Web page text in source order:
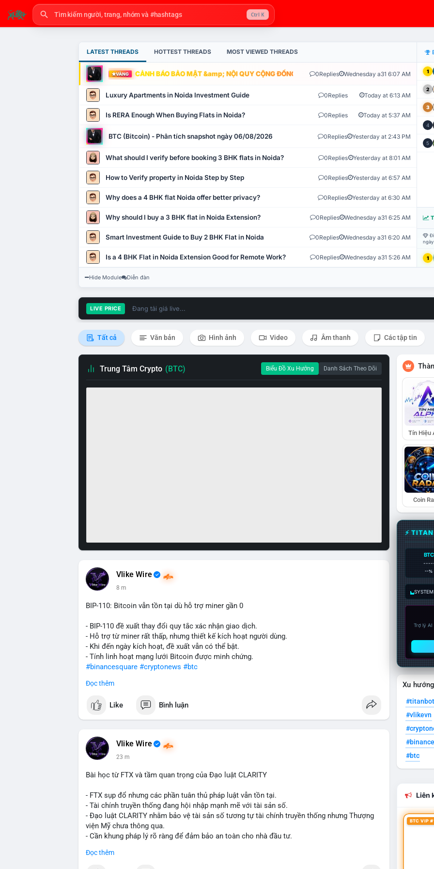
Ctrl K
LATEST THREADS HOTTEST THREADS MOST VIEWED THREADS
VÀNG CẢNH BÁO BẢO MẬT &amp; NỘI QUY CỘNG ĐỒNG VLIKE.VN: HỆ THỐNG GIÁM SÁT TỰ
0Replies Wednesday a31 6:07 AM
Luxury Apartments in Noida Investment Guide 0Replies Today at 6:13 AM
Is RERA Enough When Buying Flats in Noida? 0Replies Today at 5:37 AM
BTC (Bitcoin) - Phân tích snapshot ngày 06/08/2026 0Replies Yesterday at 2:43 PM
What should I verify before booking 3 BHK flats in Noida? 0Replies Yesterday at 8:01 AM
How to Verify property in Noida Step by Step 0Replies Yesterday at 6:57 AM
Why does a 4 BHK flat Noida offer better privacy? 0Replies Yesterday at 6:30 AM
Why should I buy a 3 BHK flat in Noida Extension? 0Replies Wednesday a31 6:25 AM
Smart Investment Guide to Buy 2 BHK Flat in Noida 0Replies Wednesday a31 6:20 AM
Is a 4 BHK Flat in Noida Extension Good for Remote Work? 0Replies Wednesday a31 5:26 AM
1
2
3
4
5
1
Hide Module Diễn đàn
LIVE PRICE Đang tải giá live...
Tất cả Văn bản Hình ảnh Video Âm thanh Các tập tin
Trung Tâm Crypto (BTC) Biểu Đồ Xu Hướng Danh Sách Theo Dõi
Vlike Wire
8 m
BIP-110: Bitcoin vẫn tồn tại dù hỗ trợ miner gần 0
- BIP-110 đề xuất thay đổi quy tắc xác nhận giao dịch.
- Hỗ trợ từ miner rất thấp, nhưng thiết kế kích hoạt người dùng.
- Khi đến ngày kích hoạt, đề xuất vẫn có thể bật.
- Tính linh hoạt mạng lưới Bitcoin được minh chứng.
#binancesquare #cryptonews #btc
$btc
#vlikevn #titanbot
Đọc thêm
Like Bình luận
Vlike Wire
23 m
Bài học từ FTX và tầm quan trọng của Đạo luật CLARITY
- FTX sụp đổ nhưng các phần tuân thủ pháp luật vẫn tồn tại.
- Tài chính truyền thống đang hội nhập mạnh mẽ với tài sản số.
- Đạo luật CLARITY nhằm bảo vệ tài sản số tương tự tài chính truyền thống nhưng Thượng
viện Mỹ chưa thông qua.
- Cần khung pháp lý rõ ràng để đảm bảo an toàn cho nhà đầu tư.
#binancesquare
Đọc thêm
Tín Hiệu
Coin
⚡
BTC
--%
Trợ lý
Xu
#titanbot
#vlikevn
#btc
Liên
BTC VIP